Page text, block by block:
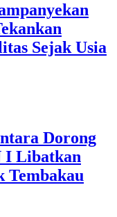
Sejak Usia
Dorong
I Libatkan
Tembakau